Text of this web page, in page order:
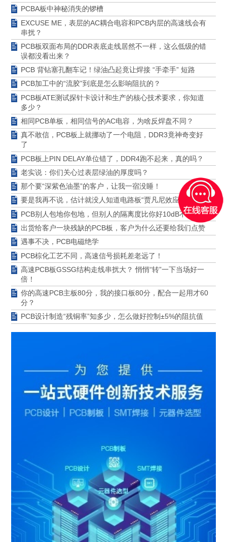
PCBA板中神秘消失的锣槽
EXCUSE ME，表层的AC耦合电容和PCB内层的高速线会有
串扰？
PCB板双面布局的DDR表底走线居然不一样，这么低级的错
误都没看出来？
PCB 背钻塞孔翻车记！绿油凸起竟让焊接 “手牵手” 短路
PCB加工中的“流胶”到底是怎么影响阻抗的？
PCB板ATE测试探针卡设计和生产的核心技术要求，你知道
多少？
相同PCB单板，相同信号的AC电容，为啥反焊盘不同？
真不敢信，PCB板上就挪动了一个电阻，DDR3竟神奇变好
了
PCB板上PIN DELAY单位错了，DDR4跑不起来，真的吗？
老实说：你们关心过表层绿油的厚度吗？
那个要“深紫色油墨”的客户，让我一宿没睡！
要是我再不说，估计就没人知道电路板“贾凡尼效应”了！
PCB别人包地你包地，但别人的隔离度比你好10dB不止
出货给客户一块残缺的PCB板，客户为什么还要给我们点赞
遇事不决，PCB电磁绝学
PCB棕化工艺不同，高速信号损耗差老远了！
高速PCB板GSSG结构走线串扰大？ 悄悄“转”一下当场好一
倍！
你的高速PCB主板80分，我的接口板80分，配合一起用才60
分？
PCB设计制造“残铜率”知多少，怎么做好控制±5%的阻抗值